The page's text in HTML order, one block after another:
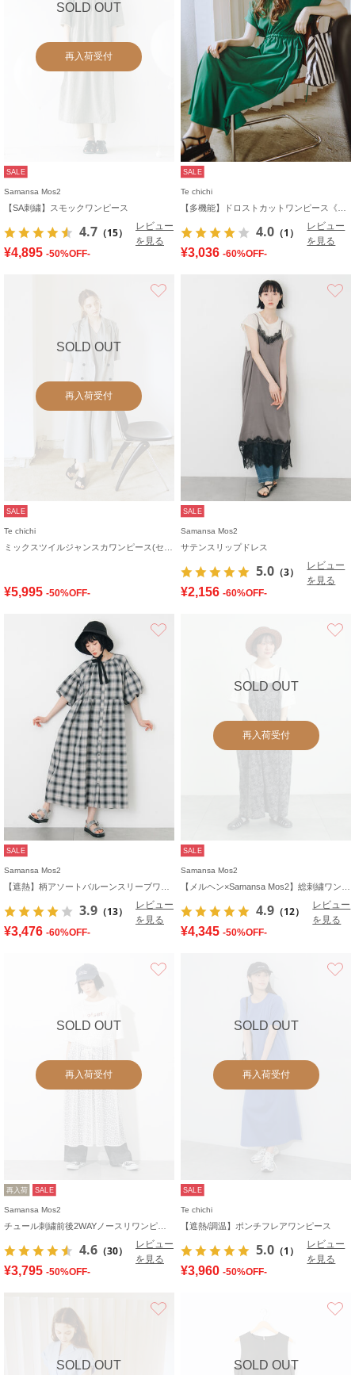
SOLD OUT
再入荷受付
SALE
Samansa Mos2
【SA刺繍】スモックワンピース
4.7 （15）
レビュー
を見る
¥4,895 -50%OFF-
SALE
Te chichi
4.0 （1）
レビュー
を見る
¥3,036 -60%OFF-
SOLD OUT
再入荷受付
SALE
Te chichi
¥5,995 -50%OFF-
SALE
Samansa Mos2
サテンスリップドレス
5.0 （3）
レビュー
を見る
¥2,156 -60%OFF-
SALE
Samansa Mos2
3.9 （13）
レビュー
を見る
¥3,476 -60%OFF-
SOLD OUT
再入荷受付
SALE
Samansa Mos2
4.9 （12）
レビュー
を見る
¥4,345 -50%OFF-
SOLD OUT
再入荷受付
再入荷 SALE
Samansa Mos2
4.6 （30）
レビュー
を見る
¥3,795 -50%OFF-
SOLD OUT
再入荷受付
SALE
Te chichi
【遮熱/調温】ポンチフレアワンピース
5.0 （1）
レビュー
を見る
¥3,960 -50%OFF-
SOLD OUT SOLD OUT